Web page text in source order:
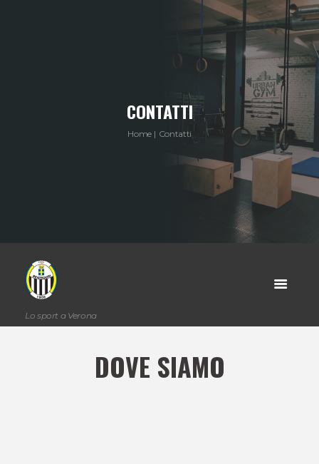
CONTATTI
Home Contatti
Lo sport a Verona
DOVE SIAMO